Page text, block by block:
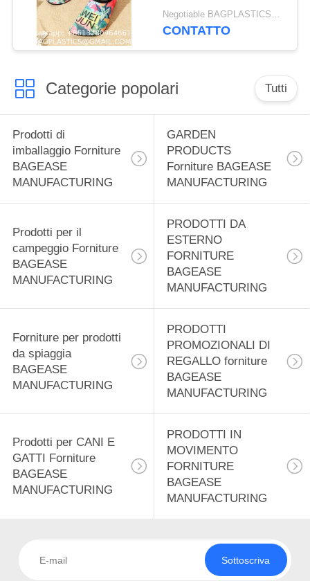
antiscivolo (Lycra)
fumetto e stampa
antiscivolo, scarpe da
per interni
Negotiable BAGPLASTICS@GMAIL.COM MOQ:1000pieces Skype: mydearneil
CONTATTO
Categorie popolari Tutti
Prodotti di
imballaggio Forniture
BAGEASE
MANUFACTURING
GARDEN
PRODUCTS
Forniture BAGEASE
MANUFACTURING
Prodotti per il
campeggio Forniture
BAGEASE
MANUFACTURING
PRODOTTI DA
ESTERNO
FORNITURE
BAGEASE
MANUFACTURING
Forniture per prodotti
da spiaggia
BAGEASE
MANUFACTURING
PRODOTTI
PROMOZIONALI DI
REGALLO forniture
BAGEASE
MANUFACTURING
Prodotti per CANI E
GATTI Forniture
BAGEASE
MANUFACTURING
PRODOTTI IN
MOVIMENTO
FORNITURE
BAGEASE
MANUFACTURING
Sottoscriva